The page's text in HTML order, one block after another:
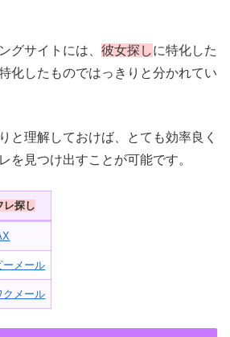
グサイトには、 彼女探しに特化した
化したものではっきりと分かれてい
と理解しておけば、とても効率良く
を見つけ出すことが可能です。
レ探し
ーメール
クメール